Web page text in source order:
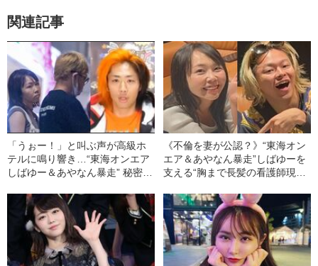
関連記事
「うぉー！」と叫ぶ声が高級ホ
テルに鳴り響き…“東海オンエア
しばゆー＆あやなん暴走” 秘密の
「警察沙汰になってもおかしく
なかった」
《不倫を妻が公認？》“東海オン
エア＆あやなん暴走”しばゆーを
支える“胸まで長髪の看護師現地
ーのホスト風男と…」